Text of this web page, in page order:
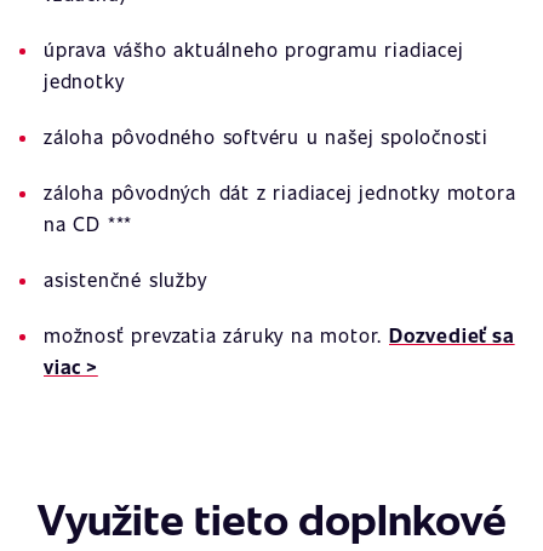
úprava vášho aktuálneho programu riadiacej
jednotky
záloha pôvodného softvéru u našej spoločnosti
záloha pôvodných dát z riadiacej jednotky motora
na CD ***
asistenčné služby
možnosť prevzatia záruky na motor. Dozvedieť sa
viac >
Využite tieto doplnkové